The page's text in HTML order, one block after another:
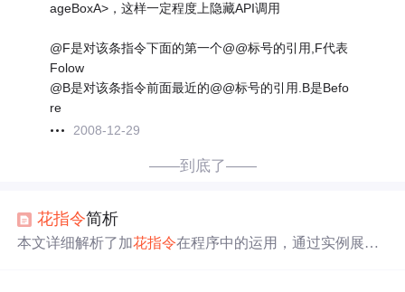
ageBoxA>，这样一定程度上隐藏API调用
@F是对该条指令下面的第一个@@标号的引用,F代表
Folow
@B是对该条指令前面最近的@@标号的引用.B是Befo
re
2008-12-29
——到底了——
花指令简析
本文详细解析了加花指令在程序中的运用，通过实例展示